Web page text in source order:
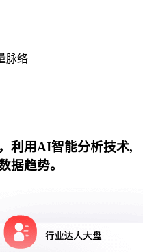
脉络
利用AI智能分析技术,
据趋势。